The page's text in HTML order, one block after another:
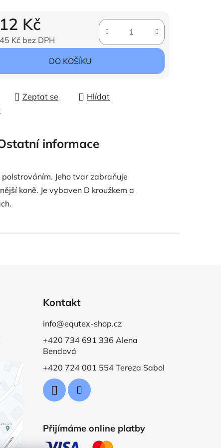
Kč
Kč bez DPH
DO KOŠÍKU
Zeptat se
Hlídat
informace
Jeho tvar zabraňuje
koně. Je vybaven D kroužkem a
Kontakt
info@equtex-shop.cz
+420 734 691 336 Alena
Bendová
+420 724 001 554 Tereza Sabol
Přijímáme online platby